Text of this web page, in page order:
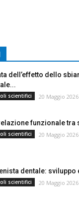
dell’effetto dello
scientifici 20 Maggio 2026
funzionale tra
scientifici 20 Maggio 2026
dentale: sviluppo
scientifici 20 Maggio 2026